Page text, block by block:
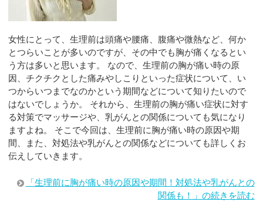
女性にとって、生理前は頭痛や腰痛、腹痛や微熱など、何か
とつらいことが多いのですが、その中でも胸が痛くなるとい
う方は多いと思います。 なので、生理前の胸が痛い時の原
因、チクチクとした痛みやしこりといった症状について、い
つからいつまでなのかという期間などについて知りたいので
はないでしょうか。 それから、生理前の胸が痛い症状に対す
る対策でマッサージや、乳がんとの関係についても気になり
ますよね。 そこで今回は、生理前に胸が痛い時の原因や期
間、また、対処法や乳がんとの関係などについても詳しくお
伝えしていきます。
「生理前に胸が痛い時の原因や期間！対処法や乳がんとの
関係も！」の続きを読む